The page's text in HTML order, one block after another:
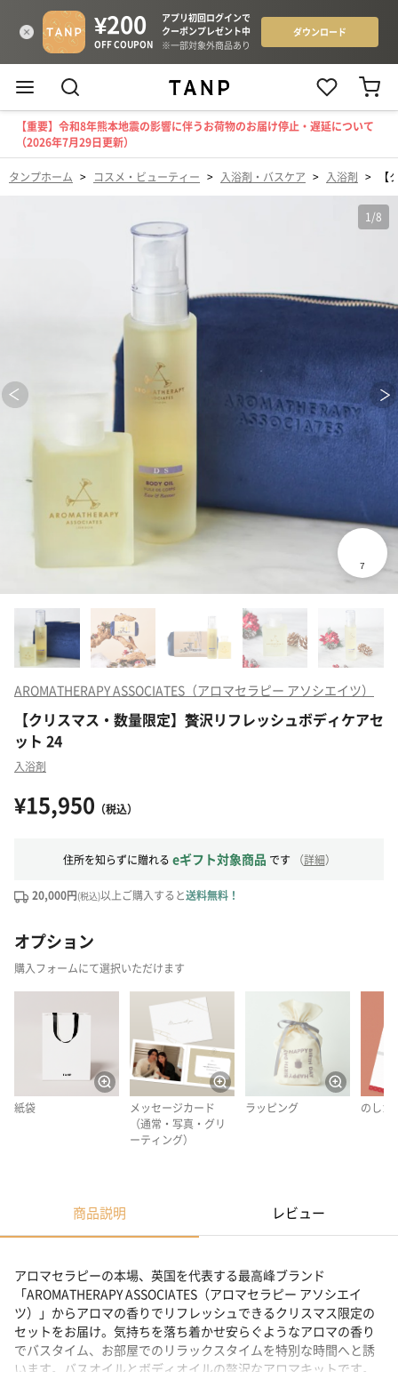
【重要】令和8年熊本地震の影響に伴うお荷物のお届け停止・遅延について
（2026年7月29日更新）
タンプホーム > コスメ・ビューティー > 入浴剤・バスケア > 入浴剤 >
1 /8
AROMATHERAPY ASSOCIATES（アロマセラピー アソシエイツ）
【クリスマス・数量限定】贅沢リフレッシュボディケアセ
ット 24
入浴剤
¥15,950 （税込）
住所を知らずに贈れる eギフト対象商品 です （詳細）
20,000円(税込)以上ご購入すると送料無料！
オプション
購入フォームにて選択いただけます
紙袋
メッセージカード
（通常・写真・グリ
ーティング）
ラッピング のしカ
商品説明 レビュー
アロマセラピーの本場、英国を代表する最高峰ブランド
「AROMATHERAPY ASSOCIATES（アロマセラピー アソシエイ
ツ）」からアロマの香りでリフレッシュできるクリスマス限定の
セットをお届け。気持ちを落ち着かせ安らぐようなアロマの香り
でバスタイム、お部屋でのリラックスタイムを特別な時間へと誘
います。バスオイルとボディオイルの贅沢なアロマキットです。